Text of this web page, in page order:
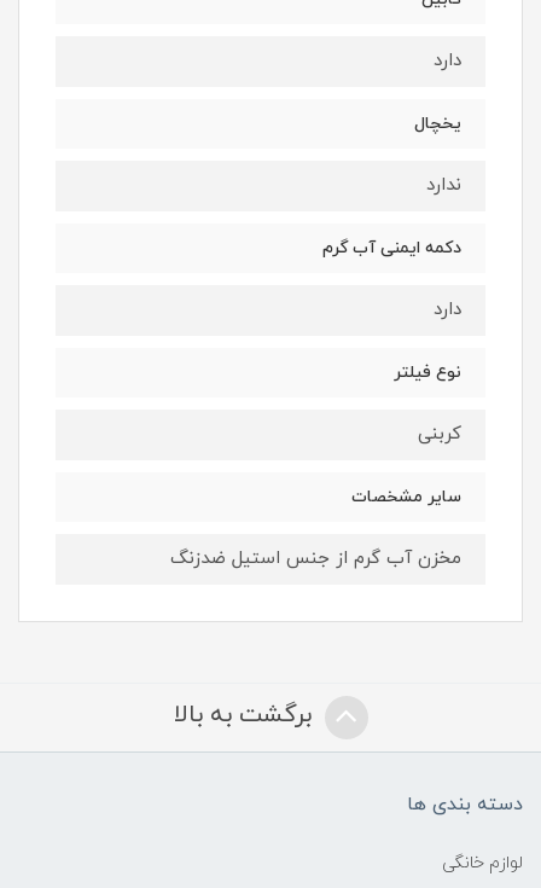
دارد
یخچال
ندارد
دکمه ایمنی آب گرم
دارد
نوع فیلتر
کربنی
سایر مشخصات
مخزن آب گرم از جنس استیل ضدزنگ
برگشت به بالا
دسته بندی ها
لوازم خانگی